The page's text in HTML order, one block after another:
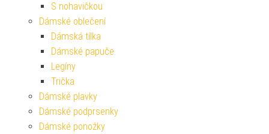
S nohavičkou
Dámské oblečení
Dámská tílka
Dámské papuče
Legíny
Trička
Dámské plavky
Dámské podprsenky
Dámské ponožky